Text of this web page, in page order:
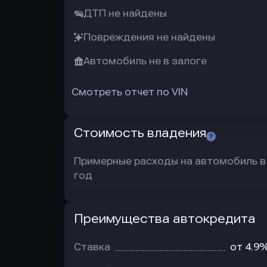
ДТП не найдены
Повреждения не найдены
Автомобиль не в залоге
Смотреть отчет по VIN
Стоимость владения
Примерные расходы на автомобиль в
год
Преимущества автокредита
Ставка от